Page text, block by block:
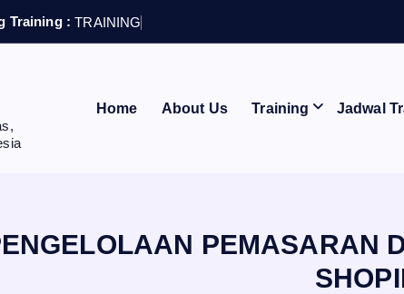
Training : TRAINING
Home About Us Training Jadwal
PEMASARAN